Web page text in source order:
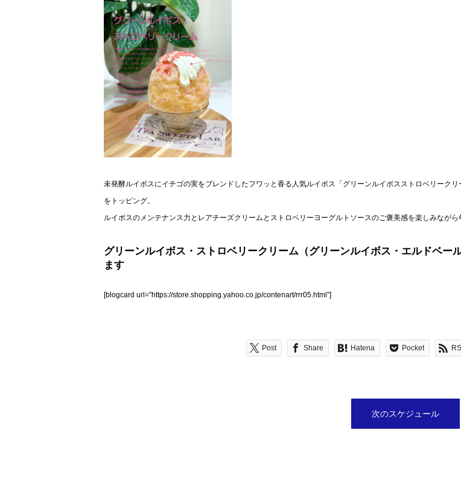
未発酵ルイボスにイチゴの実をブレンドしたフワッと香る人気ルイボス「グリーンルイボスストロベリーク
をトッピング。
ルイボスのメンテナンス力とレアチーズクリームとストロベリーヨーグルトソースのご褒美感を楽しみながら
グリーンルイボス・ストロベリークリーム（グリーンルイボス・エルドベー
ます
[blogcard url=”https://store.shopping.yahoo.co.jp/contenart/rrr05.html”]
Post Share Hatena Pocket
次のスケジュール